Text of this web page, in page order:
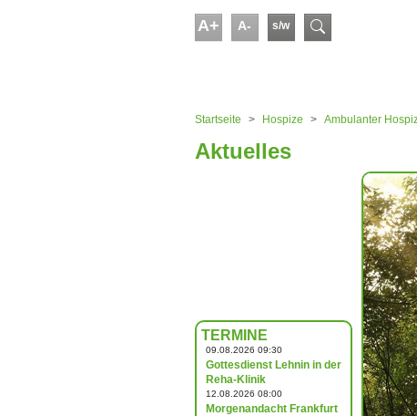
A+ A- s/w
Startseite
Hospize Ambulanter
Aktuelles
TERMINE
09.08.2026 09:30
Gottesdienst Lehnin in der
Reha-Klinik
12.08.2026 08:00
Morgenandacht Frankfurt